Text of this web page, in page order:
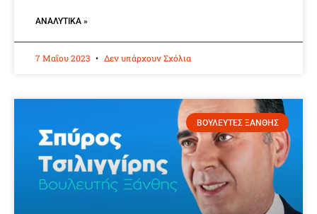
ΑΝΑΛΥΤΙΚΆ »
7 Μαΐου 2023 Δεν υπάρχουν Σχόλια
ΒΟΥΛΕΥΤΕΣ ΞΑΝΘΗΣ